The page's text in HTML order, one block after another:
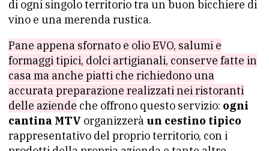
di ogni singolo territorio tra un buon bicchiere di
vino e una merenda rustica.
Pane appena sfornato e olio EVO, salumi e
formaggi tipici, dolci artigianali, conserve fatte in
casa ma anche piatti che richiedono una
accurata preparazione realizzati nei ristoranti
delle aziende che offrono questo servizio: ogni
cantina MTV organizzerà un cestino tipico
rappresentativo del proprio territorio, con i